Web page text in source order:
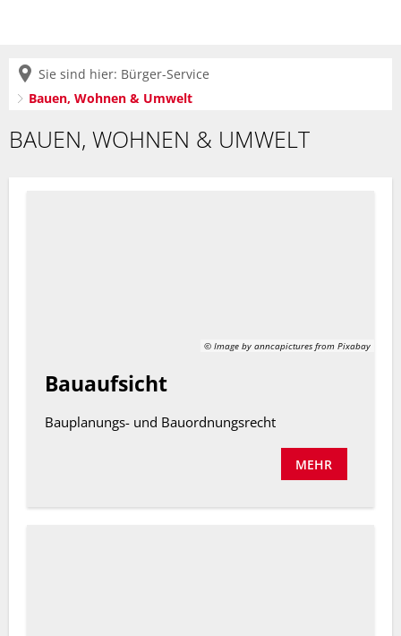
Sie sind hier: Bürger-Service
Bauen, Wohnen & Umwelt
Bauen,
BAUEN, WOHNEN & UMWELT
© Image by anncapictures from Pixabay
Bauaufsicht
Bauplanungs- und Bauordnungsrecht
MEHR